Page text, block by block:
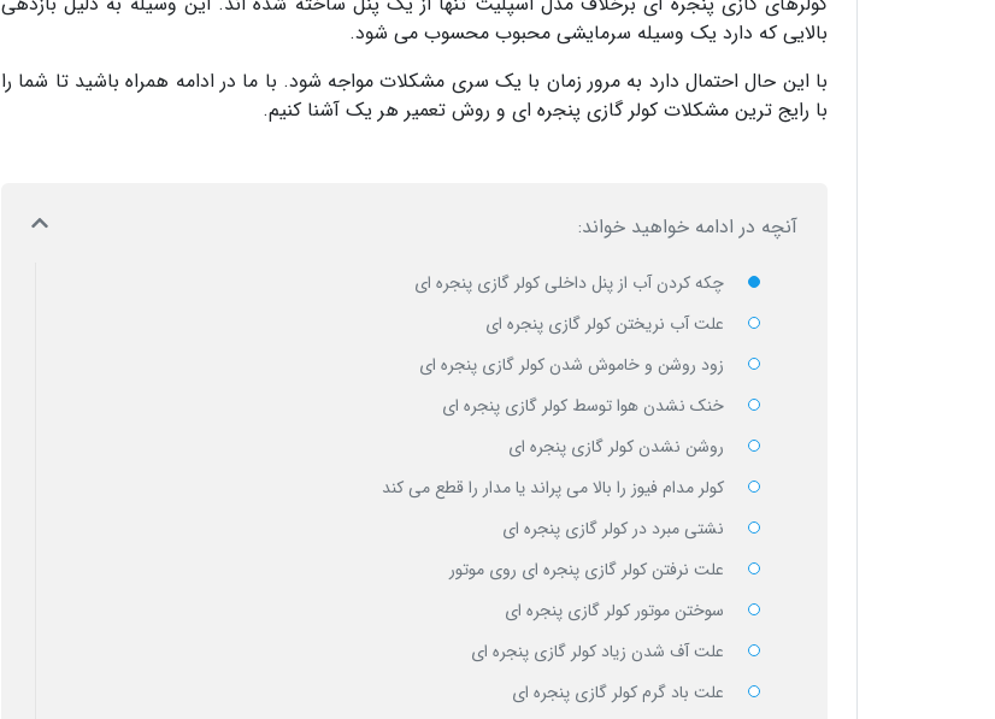
بالایی که دارد یک وسیله سرمایشی محبوب محسوب می شود.
با این حال احتمال دارد به مرور زمان با یک سری مشکلات مواجه شود. با ما در ادامه همراه باشید تا شما را
با رایج ترین مشکلات کولر گازی پنجره ای و روش تعمیر هر یک آشنا کنیم.
آنچه در ادامه خواهید خواند:
چکه کردن آب از پنل داخلی کولر گازی پنجره ای
علت آب نریختن کولر گازی پنجره ای
زود روشن و خاموش شدن کولر گازی پنجره ای
خنک نشدن هوا توسط کولر گازی پنجره ای
روشن نشدن کولر گازی پنجره ای
کولر مدام فیوز را بالا می پراند یا مدار را قطع می کند
نشتی مبرد در کولر گازی پنجره ای
علت نرفتن کولر گازی پنجره ای روی موتور
سوختن موتور کولر گازی پنجره ای
علت آف شدن زیاد کولر گازی پنجره ای
علت باد گرم کولر گازی پنجره ای